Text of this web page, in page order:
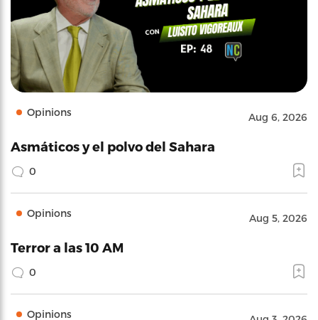
Opinions Aug 6, 2026
Asmáticos y el polvo del Sahara
0
Opinions Aug 5, 2026
Terror a las 10 AM
0
Opinions